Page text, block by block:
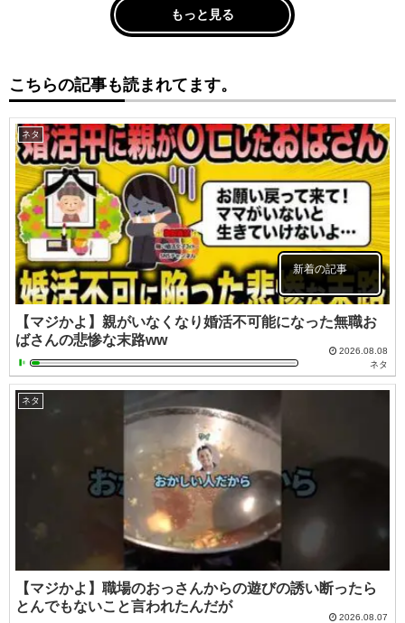
もっと見る
こちらの記事も読まれてます。
ネタ
新着の記事
【マジかよ】親がいなくなり婚活不可能になった無職お
ばさんの悲惨な末路ww
2026.08.08
ネタ
ネタ
【マジかよ】職場のおっさんからの遊びの誘い断ったら
とんでもないこと言われたんだが
2026.08.07